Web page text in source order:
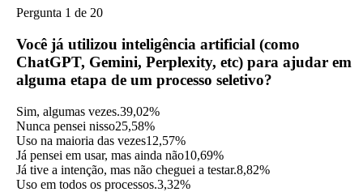
Pergunta 1 de 20
Você já utilizou inteligência artificial (como
ChatGPT, Gemini, Perplexity, etc) para ajudar em
alguma etapa de um processo seletivo?
Sim, algumas vezes.39,02%
Nunca pensei nisso25,58%
Uso na maioria das vezes12,57%
Já pensei em usar, mas ainda não10,69%
Já tive a intenção, mas não cheguei a testar.8,82%
Uso em todos os processos.3,32%